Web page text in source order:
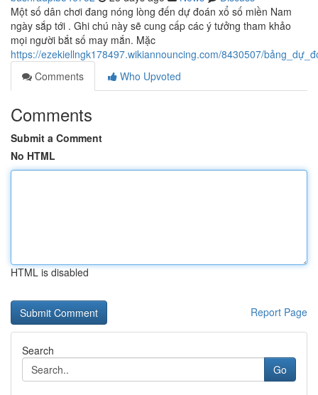
Một số dân chơi đang nóng lòng đến dự đoán xổ số miền Nam
ngày sắp tới . Ghi chú này sẽ cung cấp các ý tưởng tham khảo
mọi người bắt số may mắn. Mặc
https://ezekiellngk178497.wikiannouncing.com/8430507/
Comments
Who Upvoted
Comments
Submit a Comment
No HTML
HTML is disabled
Report Page
Search
Go